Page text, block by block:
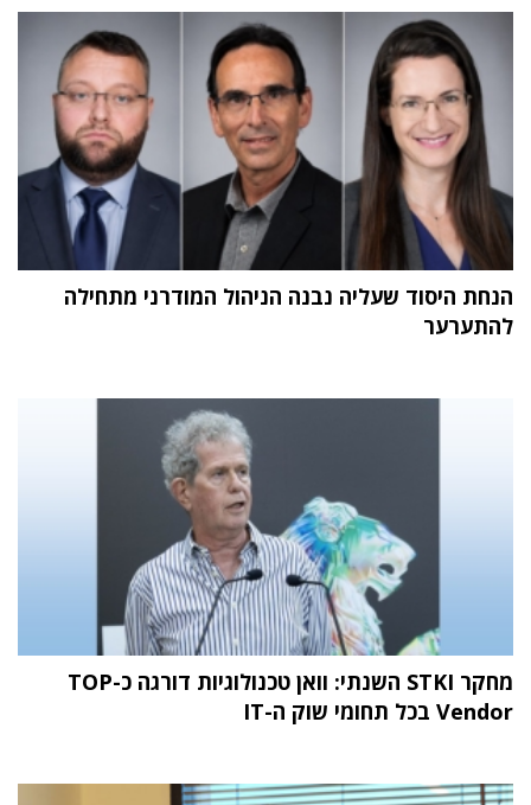
הנחת היסוד שעליה נבנה הניהול המודרני מתחילה
להתערער
מחקר STKI השנתי: וואן טכנולוגיות דורגה כ-TOP
Vendor בכל תחומי שוק ה-IT